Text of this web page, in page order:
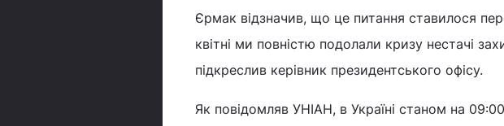
Єрмак відзначив, що це питання ставилося
квітні ми повністю подолали кризу нестачі
підкреслив керівник президентського офісу.
Як повідомляв УНІАН, в Україні станом на